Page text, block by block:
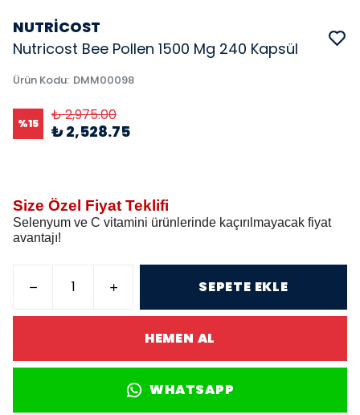
NUTRİCOST
Nutricost Bee Pollen 1500 Mg 240 Kapsül
Ürün Kodu: DMM00098
%15 ₺ 2,975.00
₺ 2,528.75
Size Özel Fiyat Teklifi
Selenyum ve C vitamini ürünlerinde kaçırılmayacak fiyat
avantajı!
SEPETE EKLE
HEMEN AL
WHATSAPP